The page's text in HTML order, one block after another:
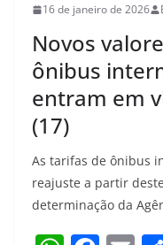
16 de janeiro de 2026
Novos
ônibus
entram em
(17)
As tarifas de ônibus
reajuste a partir
determinação da